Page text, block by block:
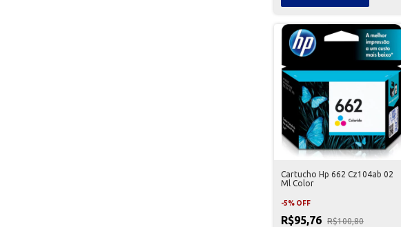
Cartucho Hp 662 Cz104ab 02
Ml Color
-5% OFF
R$95,76 R$100,80